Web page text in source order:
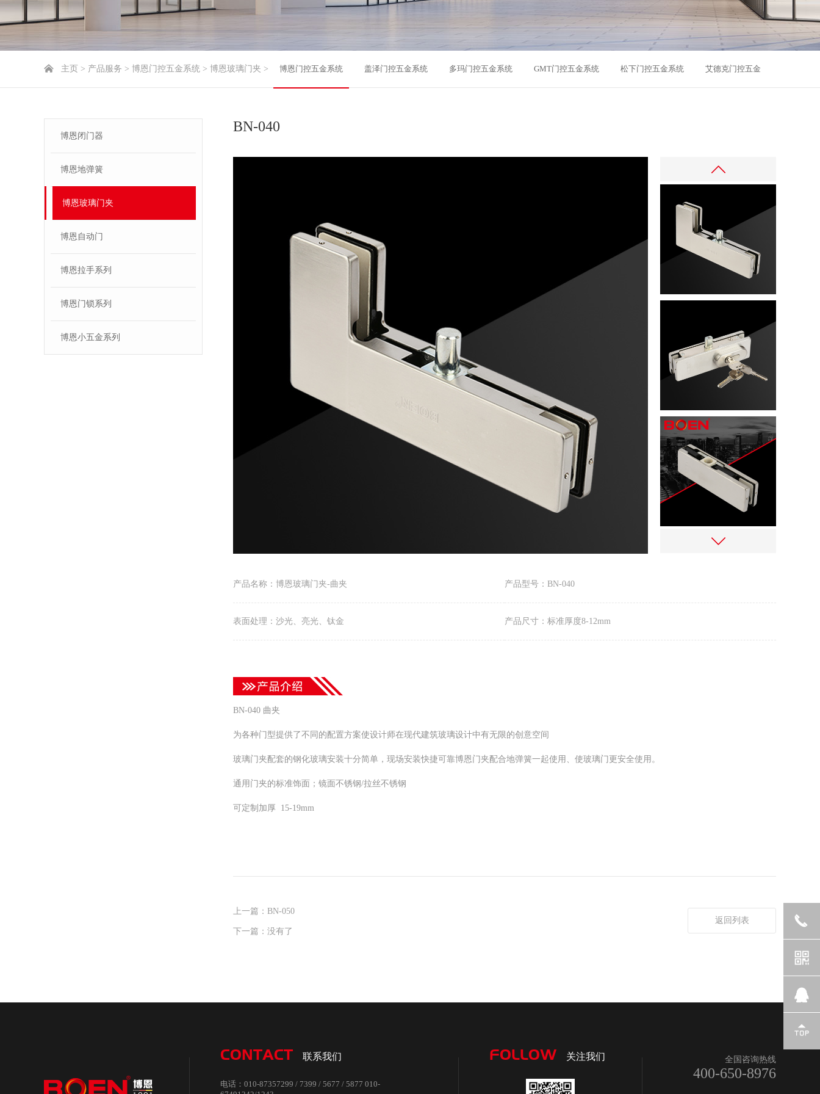
主页 > 产品服务 > 博恩门控五金系统 > 博恩玻璃门夹 > 博恩门控五金系统 盖泽门控五金系统 多玛门控五金系统 GMT门控五金系统 松下门控五金系统 艾德克门控五金
博恩闭门器
博恩地弹簧
博恩玻璃门夹
博恩自动门
博恩拉手系列
博恩门锁系列
博恩小五金系列
BN-040
产品名称：博恩玻璃门夹-曲夹 产品型号：BN-040
表面处理：沙光、亮光、钛金 产品尺寸：标准厚度8-12mm
BN-040 曲夹
为各种门型提供了不同的配置方案使设计师在现代建筑玻璃设计中有无限的创意空间
玻璃门夹配套的钢化玻璃安装十分简单，现场安装快捷可靠博恩门夹配合地弹簧一起使用、使玻璃门更安全使用。
通用门夹的标准饰面；镜面不锈钢/拉丝不锈钢
可定制加厚 15-19mm
上一篇：BN-050
下一篇：没有了
返回列表
CONTACT 联系我们
电话：010-87357299 / 7399 / 5677 / 5877 010-
FOLLOW 关注我们 全国咨询热线
400-650-8976